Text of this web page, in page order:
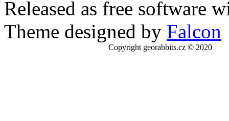
Released as free software
Theme designed by Falcon
Copyright georabbits.cz © 2020